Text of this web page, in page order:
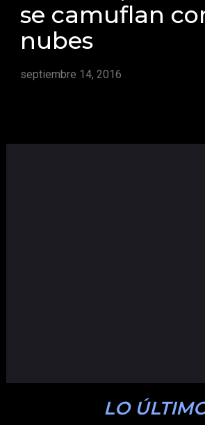
se camuflan
nubes
septiembre 14, 2016
LO